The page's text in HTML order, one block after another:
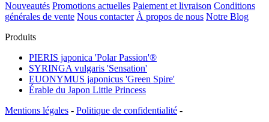
Nouveautés Promotions actuelles Paiement et livraison Conditions
générales de vente Nous contacter À propos de nous Notre Blog
Produits
PIERIS japonica 'Polar Passion'®
SYRINGA vulgaris 'Sensation'
EUONYMUS japonicus 'Green Spire'
Érable du Japon Little Princess
Mentions légales - Politique de confidentialité -